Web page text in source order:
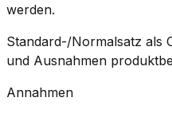
werden.
Standard-/Normalsatz als
und Ausnahmen
Annahmen